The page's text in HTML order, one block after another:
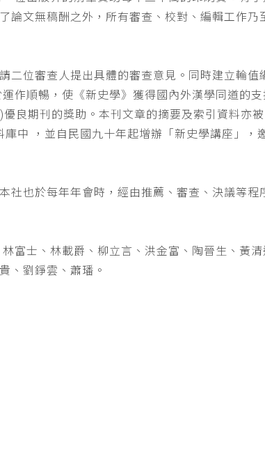
論文無稿酬之外，所有審查、校對、編輯工作乃
二位審查人提出具體的審查意見。同時建立輪值
作順暢，使《新史學》獲得國內外漢學同道的
良期刊的獎助。本刊文章的摘要及索引資料亦
中 ，並自民國九十年起增辦「新史學講座」，
社也於每年年會時，經由推薦、審查、決議等程
富士、林載爵、柳立言、洪金富、陶晉生、黃
、劉錚雲、蕭璠。